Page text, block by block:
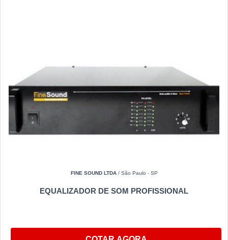
FINE SOUND LTDA/ São Paulo - SP
EQUALIZADOR DE SOM PROFISSIONAL